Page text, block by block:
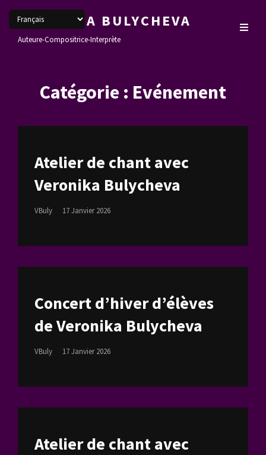
VERONIKA BULYCHEVA
Auteure-Compositrice-Interprète
Catégorie : Evénement
Atelier de chant avec
Veronika Bulycheva
VBuly
Posted
17 Janvier 2026
Concert d’hiver d’élèves
de Veronika Bulycheva
VBuly
Posted
17 Janvier 2026
Atelier de chant avec